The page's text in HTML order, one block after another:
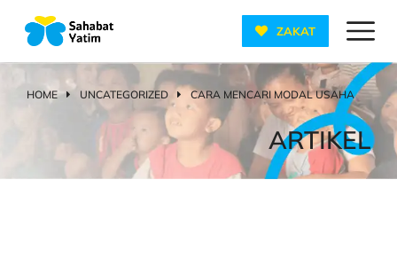
ZAKAT
You are here:
HOME UNCATEGORIZED CARA MENCARI MODAL USAHA
ARTIKEL